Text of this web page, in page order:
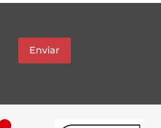
Enviar